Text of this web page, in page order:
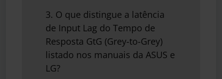
3. O que distingue a latência
de Input Lag do Tempo de
Resposta GtG (Grey-to-Grey)
listado nos manuais da ASUS e
LG?